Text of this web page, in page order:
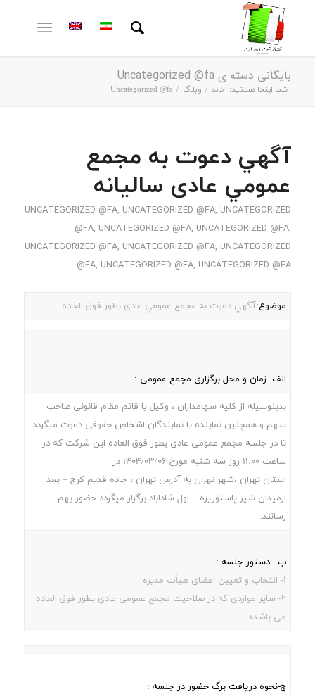
بایگانی دسته ی Uncategorized @fa
شما اینجا هستید: خانه / وبلاگ /
Uncategorized @fa
آگهي دعوت به مجمع
عمومي عادی سالیانه
UNCATEGORIZED @FA, UNCATEGORIZED @FA, UNCATEGORIZED
@FA, UNCATEGORIZED @FA, UNCATEGORIZED @FA,
UNCATEGORIZED @FA, UNCATEGORIZED @FA, UNCATEGORIZED
@FA, UNCATEGORIZED @FA, UNCATEGORIZED @FA
موضوع:آگهي دعوت به مجمع عمومي عادی بطور فوق العاده
الف- زمان و محل برگزاری مجمع عمومی :
بدینوسیله از کلیه سهامداران ، وکیل یا قائم مقام قانونی صاحب
سهم و همچنین نماینده یا نمایندگان اشخاص حقوقی دعوت میگردد
تا در جلسه مجمع عمومی عادی بطور فوق العاده این شرکت که در
ساعت 11:00 روز سه شنبه مورخ 1404/03/06 در
استان تهران ،شهر تهران به آدرس تهران ، جاده قديم کرج – بعد
ازميدان شير پاستوريزه – اول شاداباد برگزار میگردد حضور بهم
رسانند.
ب– دستور جلسه :
1- انتخاب و تعیین اعضای هیأت مدیره
2- سایر مواردی که در صلاحیت مجمع عمومی عادی بطور فوق العاده
می باشد0
ج-نحوه دریافت برگ حضور در جلسه :